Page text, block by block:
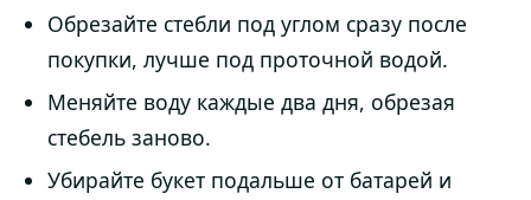
Обрезайте стебли под углом сразу после
покупки, лучше под проточной водой.
Меняйте воду каждые два дня, обрезая
стебель заново.
Убирайте букет подальше от батарей и